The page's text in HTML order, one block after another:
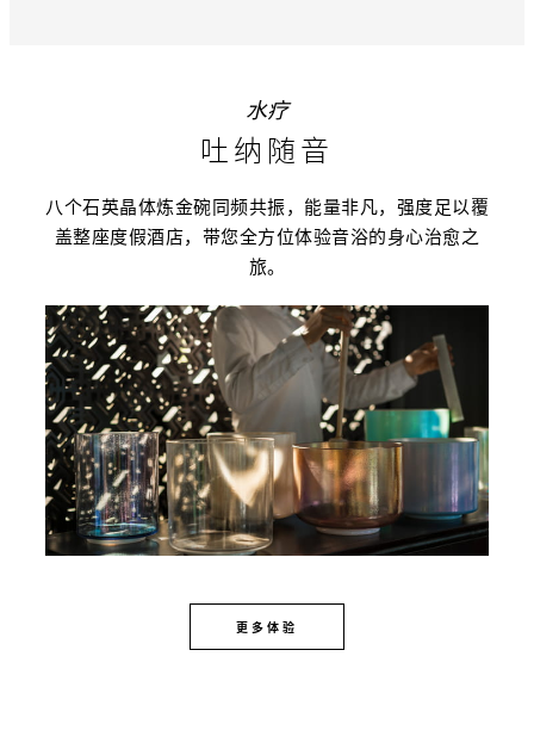
水疗
吐纳随音
八个石英晶体炼金碗同频共振，能量非凡，强度足以覆
盖整座度假酒店，带您全方位体验音浴的身心治愈之
旅。
更多体验